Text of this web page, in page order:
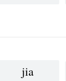
jia